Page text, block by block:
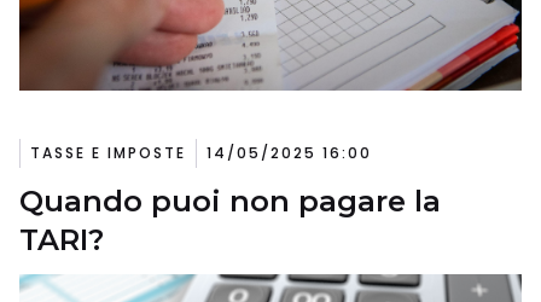
TASSE E IMPOSTE 14/05/2025 16:00
Quando puoi non pagare la
TARI?